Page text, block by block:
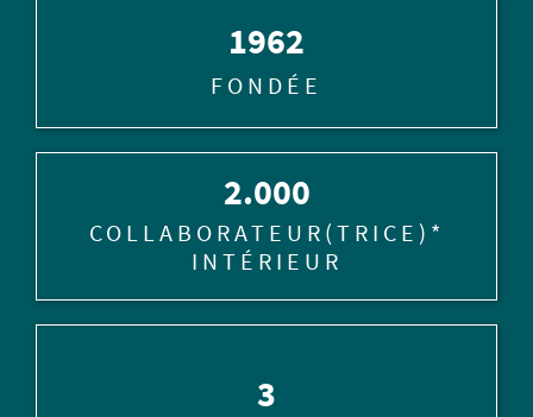
1962
FONDÉE
2.000
COLLABORATEUR(TRICE)*
INTÉRIEUR
3